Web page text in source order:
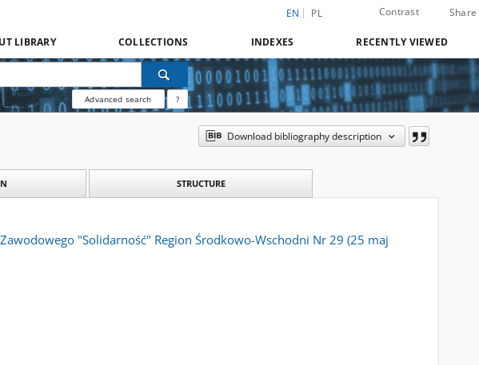
EN PL Contrast Share
LIBRARY COLLECTIONS INDEXES RECENTLY VIEWED
Advanced search ?
Download bibliography description
STRUCTURE
"Solidarność" Region Środkowo-Wschodni Nr 29 (25 maj